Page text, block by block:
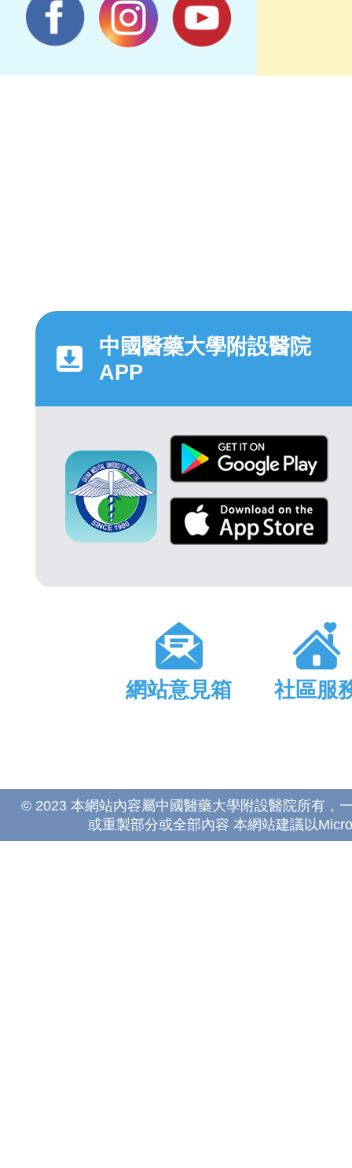
中國醫藥大學附設醫院
APP
網站意見箱 社區服
© 2023 本網站內容屬中國醫藥大學附設醫院所有，
或重製部分或全部內容 本網站建議以